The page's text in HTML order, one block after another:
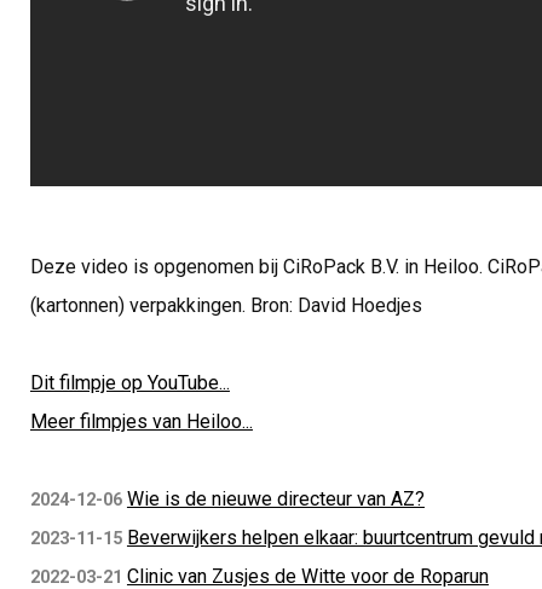
Deze video is opgenomen bij CiRoPack B.V. in Heiloo.
(kartonnen) verpakkingen. Bron: David Hoedjes
Dit filmpje op YouTube...
Meer filmpjes van Heiloo...
2024-12-06 Wie is de nieuwe directeur van AZ?
2023-11-15 Beverwijkers helpen elkaar: buurtcentrum gevuld
2022-03-21 Clinic van Zusjes de Witte voor de Roparun